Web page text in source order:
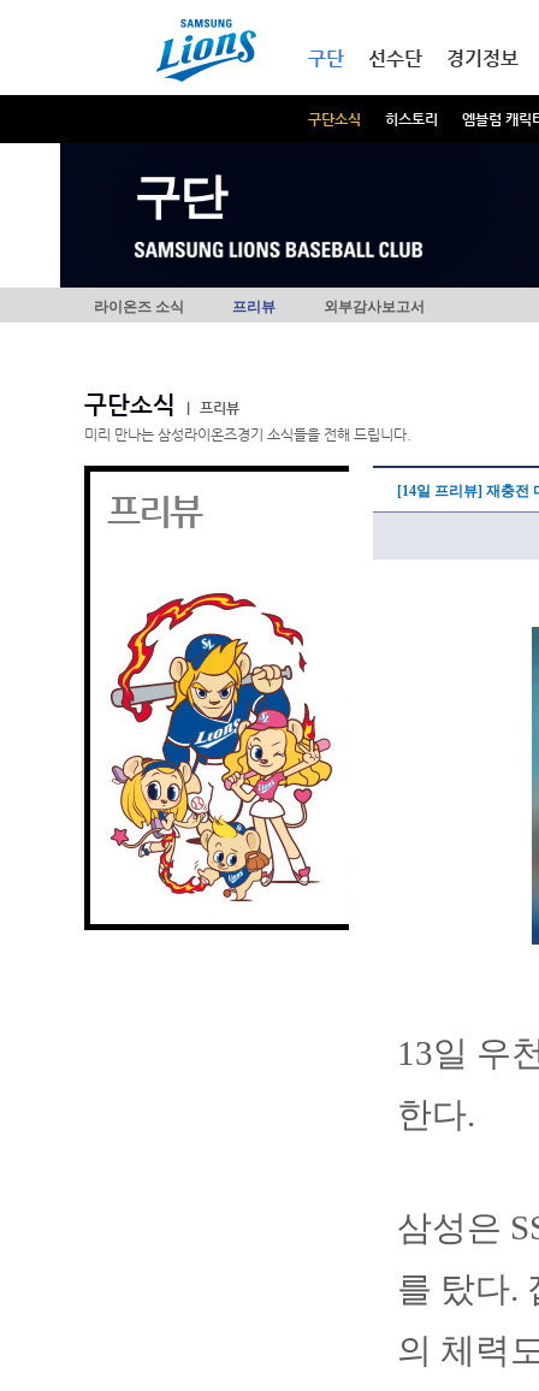
구단
구단소식 히스토리 엠블럼 캐릭
선수단 경기정보
구단
라이온즈 소식 프리뷰 외부감사보고서
구단소식
프리뷰
미리 만나는 삼성라이온즈경기 소식들을 전해 드립니다.
프리뷰 [14일 프리뷰] 재충전
13일 우
한다.
삼성은
를 탔다.
의 체력